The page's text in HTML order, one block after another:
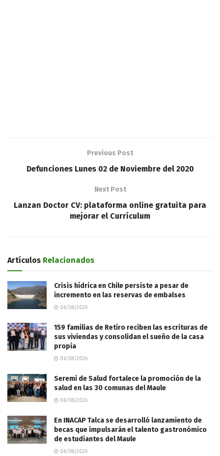
Previous Post
Defunciones Lunes 02 de Noviembre del 2020
Next Post
Lanzan Doctor CV: plataforma online gratuita para
mejorar el Currículum
Artículos Relacionados
Crisis hídrica en Chile persiste a pesar de
incremento en las reservas de embalses
06/08/2026
159 familias de Retiro reciben las escrituras de
sus viviendas y consolidan el sueño de la casa
propia
06/08/2026
Seremi de Salud fortalece la promoción de la
salud en las 30 comunas del Maule
06/08/2026
En INACAP Talca se desarrolló lanzamiento de
becas que impulsarán el talento gastronómico
de estudiantes del Maule
06/08/2026